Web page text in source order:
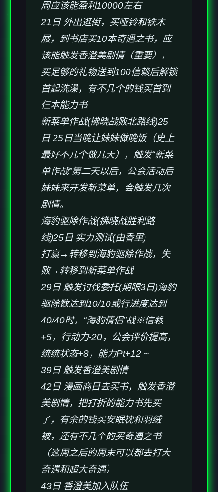
周应该能盈利10000左右
21日 外出逛街，买哑铃和铁木
屐，到书店买10本奇遇之书，应
该能触发香澄美剧情（重要），
买足够的礼物送到100信赖后解锁
首起洗澡，有不几个的钱买首到
仨本能力书
新菜单作战(拂晓战败北路线)25
日 25日当晚让妹妹做晚饭（史上
最好不几个做几天），触发“新菜
单作战”第二天以后，公会活动后
妹妹来开发新菜单，会触发几次
剧情。
海豹驱除作战(拂晓战胜利路
线)25日 实力测试(由香里)
打赢→转移到海豹驱除作战，失
败→转移到新菜单作战
29日 触发讨伐委托(期限3日)海豹
驱除数达到10/10或行进度达到
40/40时，“海豹情侣”战※信赖
+5，行动力-20，公会评价提高，
统统状态+8，能力Pt+12 ~
39日 触发香澄美剧情
42日 漫画商日去买书，触发香澄
美剧情，把打折的能力书先买
了，有余的钱买安眠枕和羽绒
被，还有不几个的买奇遇之书
（这周之后的周末可以都去打大
奇遇和超大奇遇）
43日 香澄美加入队伍